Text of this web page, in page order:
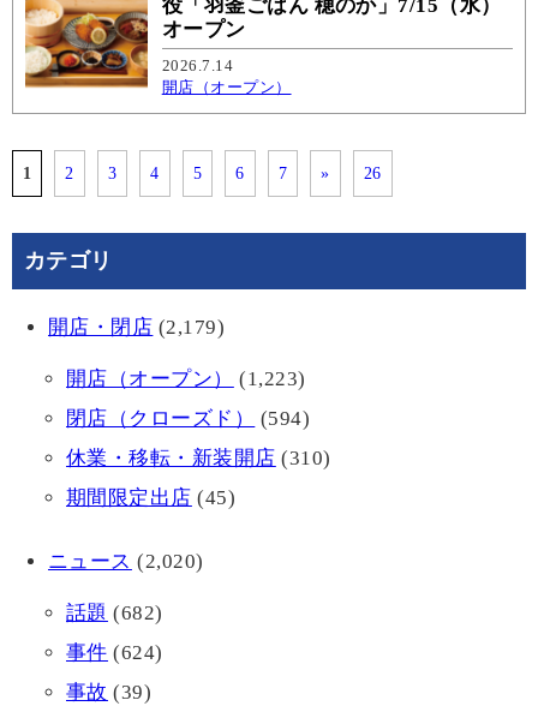
役「羽釜ごはん 穂のか」7/15（水）
オープン
2026.7.14
開店（オープン）
1 2 3 4 5 6 7 » 26
カテゴリ
開店・閉店 (2,179)
開店（オープン）
(1,223)
閉店（クローズド）
(594)
休業・移転・新装開店 (310)
期間限定出店 (45)
ニュース (2,020)
話題 (682)
事件 (624)
事故 (39)